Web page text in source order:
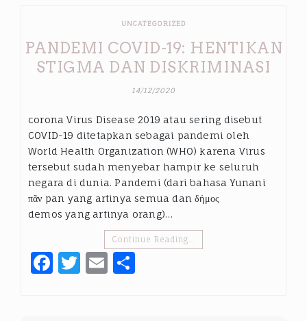
UNCATEGORIZED
PANDEMI COVID-19: HENTIKAN
STIGMA DAN DISKRIMINASI
14/12/2020
corona Virus Disease 2019 atau sering disebut
COVID-19 ditetapkan sebagai pandemi oleh
World Health Organization (WHO) karena Virus
tersebut sudah menyebar hampir ke seluruh
negara di dunia. Pandemi (dari bahasa Yunani
πᾶν pan yang artinya semua dan δήμος
demos yang artinya orang)…
Continue Reading…
Facebook
Twitter
Email